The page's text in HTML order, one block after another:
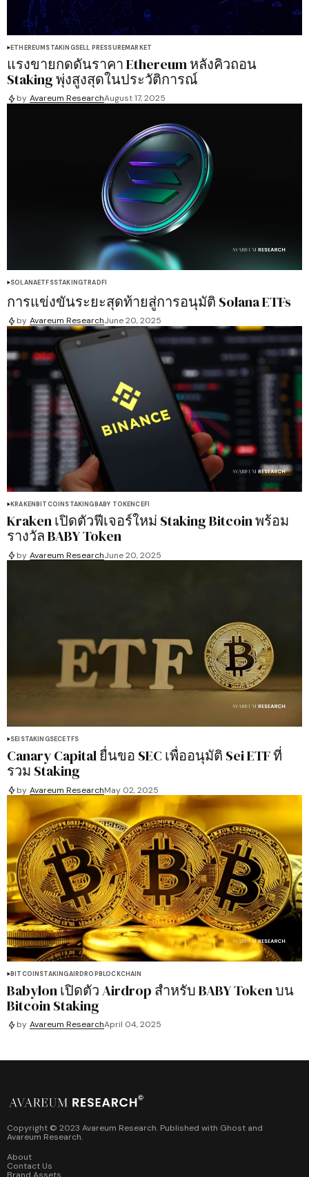
ETHEREUMSTAKINGSELL PRESSUREMARKET
แรงขายกดดันราคา Ethereum หลังคิวถอน
Staking พุ่งสูงสุดในประวัติการณ์
by Avareum ResearchAugust 17, 2025
SOLANAETFSSTAKINGTRADFI
การแข่งขันระยะสุดท้ายสู่การอนุมัติ Solana ETFs
by Avareum ResearchJune 20, 2025
KRAKENBITCOINSTAKINGBABY TOKENCEFI
Kraken เปิดตัวฟีเจอร์ใหม่ Staking Bitcoin พร้อม
รางวัล BABY Token
by Avareum ResearchJune 20, 2025
SEI STAKINGSECETFS
Canary Capital ยื่นขอ SEC เพื่ออนุมัติ Sei ETF ที่
รวม Staking
by Avareum ResearchMay 02, 2025
BITCOINSTAKINGAIRDROPBLOCKCHAIN
Babylon เปิดตัว Airdrop สำหรับ BABY Token บน
Bitcoin Staking
by Avareum ResearchApril 04, 2025
Copyright © 2023 Avareum Research. Published with Ghost and
Avareum Research.
About
Contact Us